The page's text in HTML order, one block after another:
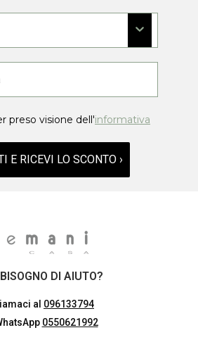
preso visione dell'informativa
E RICEVI LO SCONTO ›
DI AIUTO?
al 096133794
0550621992